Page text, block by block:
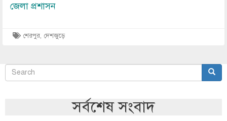
জেলা প্রশাসন
শেরপুর, দেশজুড়ে
অনুসন্ধান
Search
সর্বশেষ সংবাদ